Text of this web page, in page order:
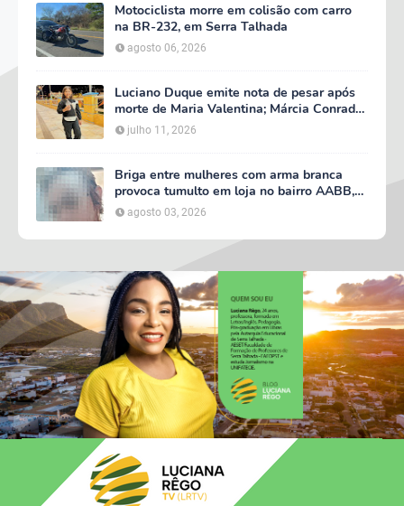
Motociclista morre em colisão com carro
na BR-232, em Serra Talhada
agosto 06, 2026
Luciano Duque emite nota de pesar após
morte de Maria Valentina; Márcia Conrado
decreta luto oficial de três dias em Serra
Talhada
julho 11, 2026
Briga entre mulheres com arma branca
provoca tumulto em loja no bairro AABB,
em Serra Talhada
agosto 03, 2026